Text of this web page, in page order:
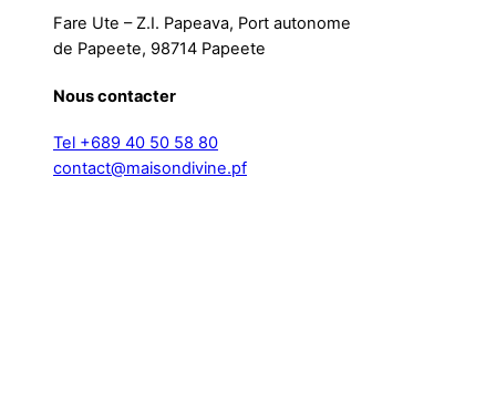
Fare Ute – Z.I. Papeava, Port autonome
de Papeete, 98714 Papeete
Nous contacter
Tel +689 40 50 58 80
contact@maisondivine.pf